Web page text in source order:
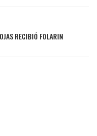
RECIBIÓ FOLARIN